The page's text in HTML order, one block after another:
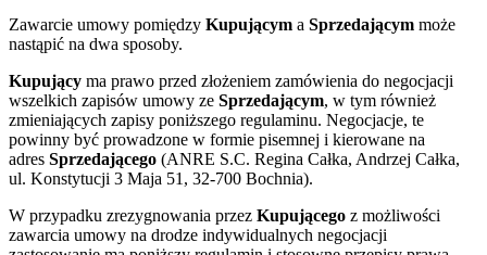
Zawarcie umowy pomiędzy Kupującym a Sprzedającym może
nastąpić na dwa sposoby.
Kupujący ma prawo przed złożeniem zamówienia do negocjacji
wszelkich zapisów umowy ze Sprzedającym, w tym również
zmieniających zapisy poniższego regulaminu. Negocjacje, te
powinny być prowadzone w formie pisemnej i kierowane na
adres Sprzedającego (ANRE S.C. Regina Całka, Andrzej Całka,
ul. Konstytucji 3 Maja 51, 32-700 Bochnia).
W przypadku zrezygnowania przez Kupującego z możliwości
zawarcia umowy na drodze indywidualnych negocjacji